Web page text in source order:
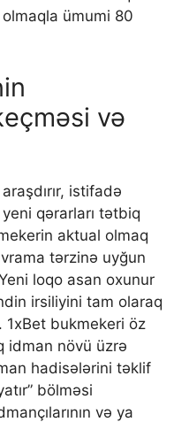
ümumi 80
və
istifadə
yeni qərarları tətbiq
aktual olmaq
tərzinə uyğun
loqo asan oxunur
irsiliyini tam olaraq
1xBet bukmekeri öz
idman növü üzrə
hadisələrini təklif
bölməsi
və ya